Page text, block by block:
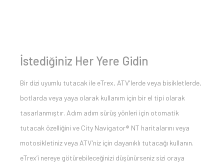
İstediğiniz Her Yere Gidin
Bir dizi uyumlu tutacak ile eTrex, ATV'lerde veya bisikletlerde,
botlarda veya yaya olarak kullanım için bir el tipi olarak
tasarlanmıştır. Adım adım sürüş yönleri için otomatik
tutacak özelliğini ve City Navigator® NT haritalarını veya
motosikletiniz veya ATV'niz için dayanıklı tutacağı kullanın.
eTrex’i nereye götürebileceğinizi düşünürseniz sizi oraya